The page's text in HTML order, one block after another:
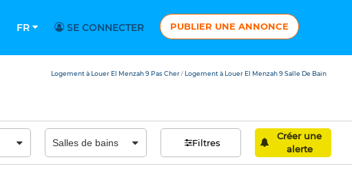
FR SE CONNECTER PUBLIER UNE ANNONCE
Logement à Louer El Menzah 9 Pas Cher / Logement à Louer El Menzah 9 Salle De Bain
Filtres
Créer une
alerte